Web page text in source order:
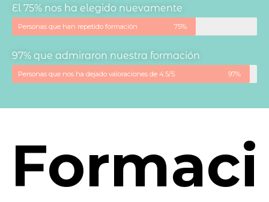
El 75% nos ha elegido nuevamente
Personas que han repetido formación 75%
97% que admiraron nuestra formación
Personas que nos ha dejado valoraciones de 4.5/5 97%
Formaci